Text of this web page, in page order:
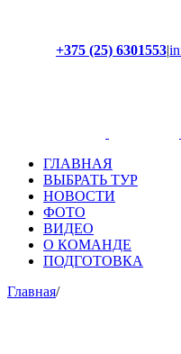
+375 (25) 6301553|
ГЛАВНАЯ
ВЫБРАТЬ ТУР
НОВОСТИ
ФОТО
ВИДЕО
О КОМАНДЕ
ПОДГОТОВКА
Главная/